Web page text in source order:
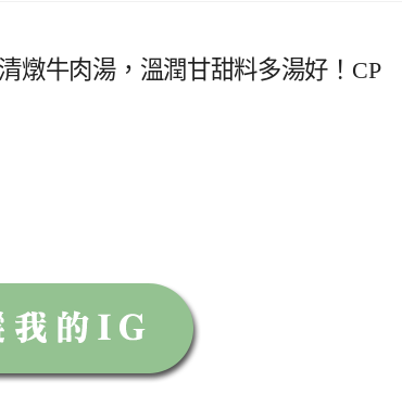
燉牛肉湯，溫潤甘甜料多湯好！CP